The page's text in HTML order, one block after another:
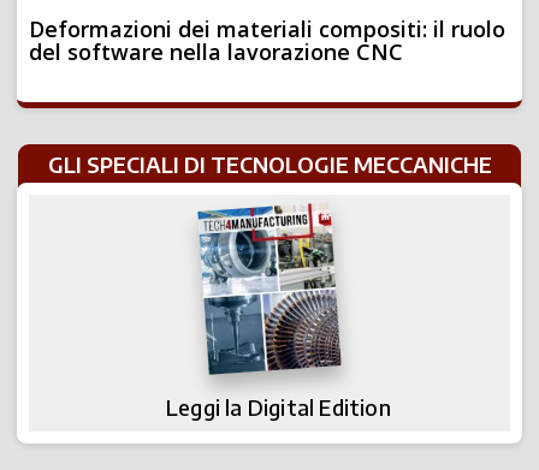
Deformazioni dei materiali compositi: il ruolo
del software nella lavorazione CNC
GLI SPECIALI DI TECNOLOGIE MECCANICHE
Leggi la Digital Edition